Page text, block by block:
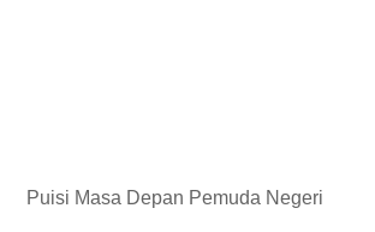
Puisi Masa Depan Pemuda Negeri